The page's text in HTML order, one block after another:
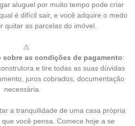
aluguel por muito tempo pode criar
é difícil sair, e você adquire o medo
quitar as parcelas do imóvel.
sobre as condições de pagamento:
e tire todas as suas dúvidas
juros cobrados, documentação
necessária.
a tranquilidade de uma casa própria
você pensa. Comece hoje a se